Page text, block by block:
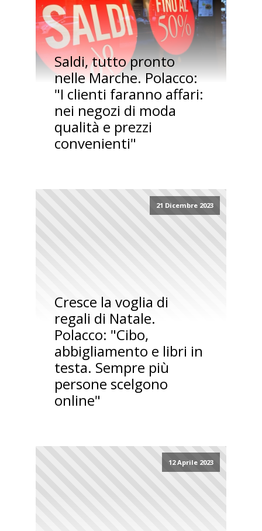
Saldi, tutto pronto
nelle Marche. Polacco:
"I clienti faranno affari:
nei negozi di moda
qualità e prezzi
convenienti"
21 Dicembre 2023
Cresce la voglia di
regali di Natale.
Polacco: "Cibo,
abbigliamento e libri in
testa. Sempre più
persone scelgono
online"
12 Aprile 2023